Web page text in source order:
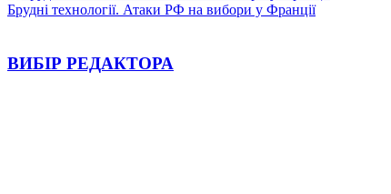
Брудні технології. Атаки РФ на вибори у Франції
ВИБІР РЕДАКТОРА